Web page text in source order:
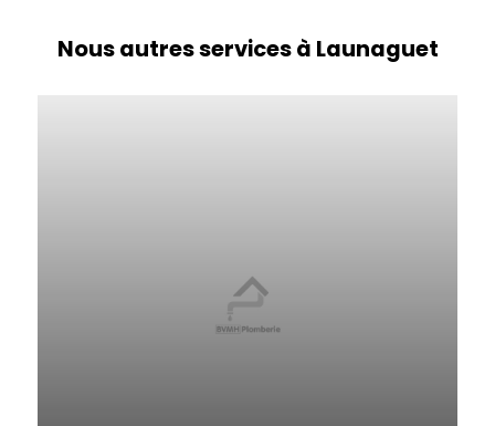
Nous autres services à Launaguet